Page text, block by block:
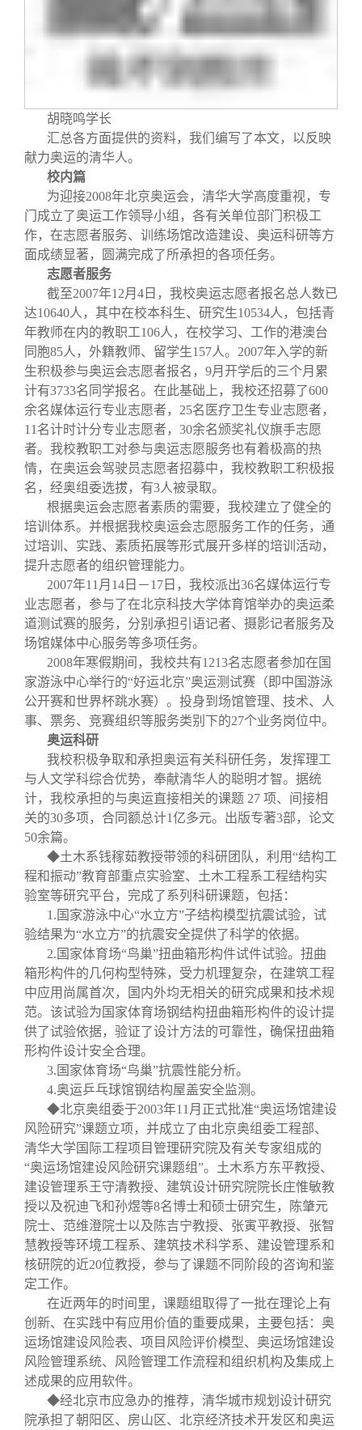
胡晓鸣学长
汇总各方面提供的资料，我们编写了本文，以反映
献力奥运的清华人。
校内篇
为迎接2008年北京奥运会，清华大学高度重视，专
门成立了奥运工作领导小组，各有关单位部门积极工
作，在志愿者服务、训练场馆改造建设、奥运科研等方
面成绩显著，圆满完成了所承担的各项任务。
志愿者服务
截至2007年12月 4 日 ，我校奥运志愿者报名总人数已
达10640人，其中在校本科生、研究生10534人，包括青
年教师在内的教职工106人，在校学习、工作的港澳台
同胞85人，外籍教师、留学生157人。 2007年入学的新
生积极参与奥运会志愿者报名， 9月开学后的三个月累
计有3733名同学报名。在此基础上，我校还招募了600
余名媒体运行专业志愿者， 25名医疗卫生专业志愿者，
11 名计时计分专业志愿者， 30余名颁奖礼仪旗手志愿
者。我校教职工对参与奥运志愿服务也有着极高的热
情，在奥运会驾驶员志愿者招募中，我校教职工积极报
名，经奥组委选拔，有3人被录取。
根据奥运会志愿者素质的需要，我校建立了健全的
培训体系。并根据我校奥运会志愿服务工作的任务，通
过培训、实践、素质拓展等形式展开多样的培训活动，
提升志愿者的组织管理能力。
2007年11 月 14 日 －17 日，我校派出36名媒体运行专
业志愿者，参与了在北京科技大学体育馆举办的奥运柔
道测试赛的服务，分别承担引语记者、摄影记者服务及
场馆媒体中心服务等多项任务。
2008年寒假期间，我校共有1213名志愿者参加在国
家游泳中心举行的“好运北京”奥运测试赛（即中国游泳
公开赛和世界杯跳水赛）。投身到场馆管理、技术、人
事、票务、竞赛组织等服务类别下的27个业务岗位中。
奥运科研
我校积极争取和承担奥运有关科研任务，发挥理工
与人文学科综合优势，奉献清华人的聪明才智。据统
计，我校承担的与奥运直接相关的课题 27 项、间接相
关的30多项，合同额总计1亿多元。出版专著3部，论文
50余篇。
◆土木系钱稼茹教授带领的科研团队，利用“结构工
程和振动”教育部重点实验室、土木工程系工程结构实
验室等研究平台，完成了系列科研课题，包括：
1. 国家游泳中心“水立方”子结构模型抗震试验，试
验结果为“水立方”的抗震安全提供了科学的依据。
2. 国家体育场“鸟巢”扭曲箱形构件试件试验。扭曲
箱形构件的几何构型特殊，受力机理复杂，在建筑工程
中应用尚属首次，国内外均无相关的研究成果和技术规
范。该试验为国家体育场钢结构扭曲箱形构件的设计提
供了试验依据，验证了设计方法的可靠性，确保扭曲箱
形构件设计安全合理。
3. 国家体育场“鸟巢”抗震性能分析。
4.奥运乒乓球馆钢结构屋盖安全监测。
◆北京奥组委于2003年11 月正式批准“奥运场馆建设
风险研究”课题立项，并成立了由北京奥组委工程部、
清华大学国际工程项目管理研究院及有关专家组成的
“奥运场馆建设风险研究课题组”。土木系方东平教授、
建设管理系王守清教授、建筑设计研究院院长庄惟敏教
授以及祝迪飞和孙煜等8名博士和硕士研究生，陈肇元
院士、范维澄院士以及陈吉宁教授、张寅平教授、张智
慧教授等环境工程系、建筑技术科学系、建设管理系和
核研院的近20位教授，参与了课题不同阶段的咨询和鉴
定工作。
在近两年的时间里，课题组取得了一批在理论上有
创新、在实践中有应用价值的重要成果，主要包括：奥
运场馆建设风险表、项目风险评价模型、奥运场馆建设
风险管理系统、风险管理工作流程和组织机构及集成上
述成果的应用软件。
◆经北京市应急办的推荐，清华城市规划设计研究
院承担了朝阳区、房山区、北京经济技术开发区和奥运